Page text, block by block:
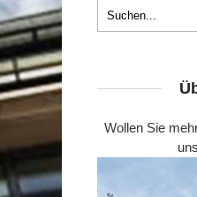
Wollen Sie